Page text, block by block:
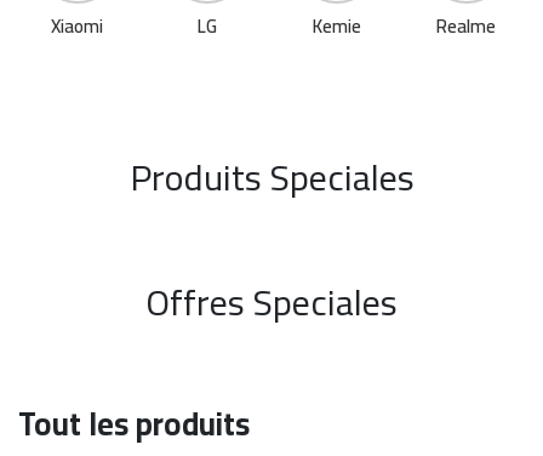
Xiaomi LG Kemie Realme
Produits Speciales
Offres Speciales
Tout les produits